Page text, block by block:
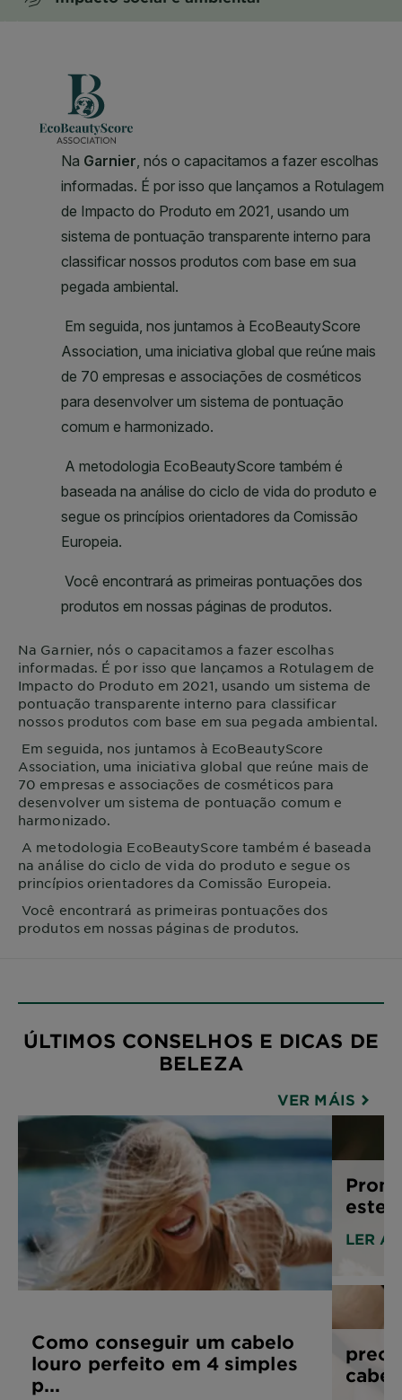
Na Garnier, nós o capacitamos a fazer escolhas
informadas. É por isso que lançamos a Rotulagem de
Impacto do Produto em 2021, usando um sistema de
pontuação transparente interno para classificar
nossos produtos com base em sua pegada ambiental.
Em seguida, nos juntamos à EcoBeautyScore
Association, uma iniciativa global que reúne mais de
70 empresas e associações de cosméticos para
desenvolver um sistema de pontuação comum e
harmonizado.
A metodologia EcoBeautyScore também é baseada
na análise do ciclo de vida do produto e segue os
princípios orientadores da Comissão Europeia.
Você encontrará as primeiras pontuações dos
produtos em nossas páginas de produtos.
ÚLTIMOS CONSELHOS E DICAS DE
BELEZA
VER MÁIS
Como conseguir um cabelo
louro perfeito em 4 simples
p...
este
LER